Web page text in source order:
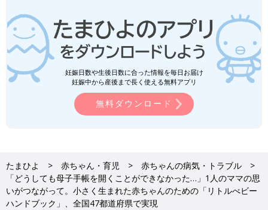
妊娠日数や生後日数に合った情報を毎日お届け
妊娠中から産後まで長く使える無料アプリ
無料ダウンロード
たまひよ 赤ちゃん・育児
赤ちゃんの病気・トラブル
「どうしても母子手帳を開くことができなかった…」1人のママの思
いがつながって。小さく生まれた赤ちゃんのための「リトルべビー
ハンドブック」、全国47都道府県で実現